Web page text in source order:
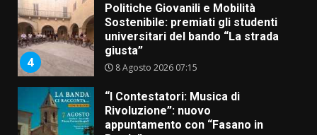
4
Politiche Giovanili e Mobilità
Sostenibile: premiati gli studenti
universitari del bando “La strada
giusta”
8 Agosto 2026 07:15
“I Contestatori: Musica di
Rivoluzione”: nuovo
appuntamento con “Fasano in